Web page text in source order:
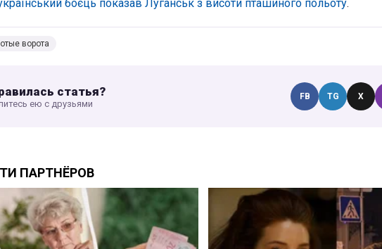
боєць показав Луганськ з висоти пташиного польоту.
ворота
статья?
ею с друзьями
FB TG X